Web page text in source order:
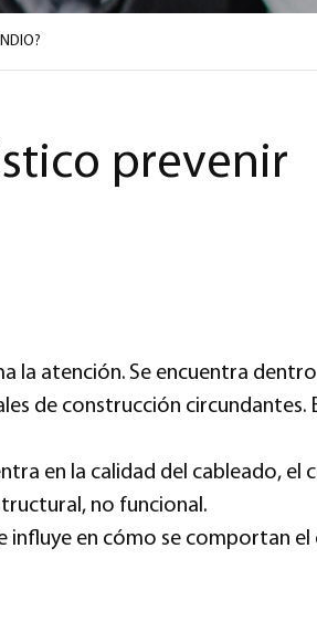
prevenir
la atención. Se encuentra
de construcción circundantes.
en la calidad del cableado, el
no funcional.
en cómo se comportan el